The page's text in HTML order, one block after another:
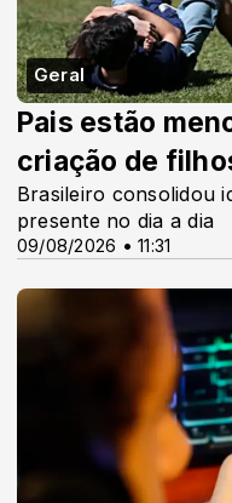
Geral
09/08/2026 • 11:31
Pais estão
criação de
Brasileiro consolidou
presente no dia a dia